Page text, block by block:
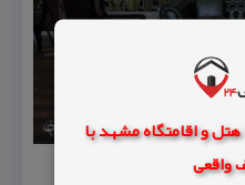
🎁 امکان رزرو بیش از 1000 هتل و اقامتگاه مشهد با